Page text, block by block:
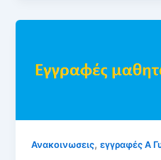
Ανακοινωσεις,εγγραφές Α